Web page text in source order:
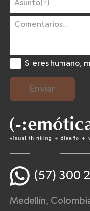
Si eres humano,
Enviar
(57) 300
Medellín,